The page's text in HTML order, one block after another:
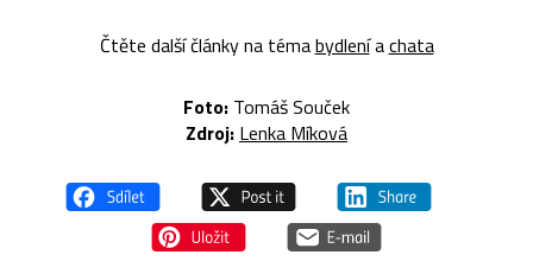
Čtěte další články na témabydleníachata
Foto: Tomáš Souček
Zdroj: Lenka Míková